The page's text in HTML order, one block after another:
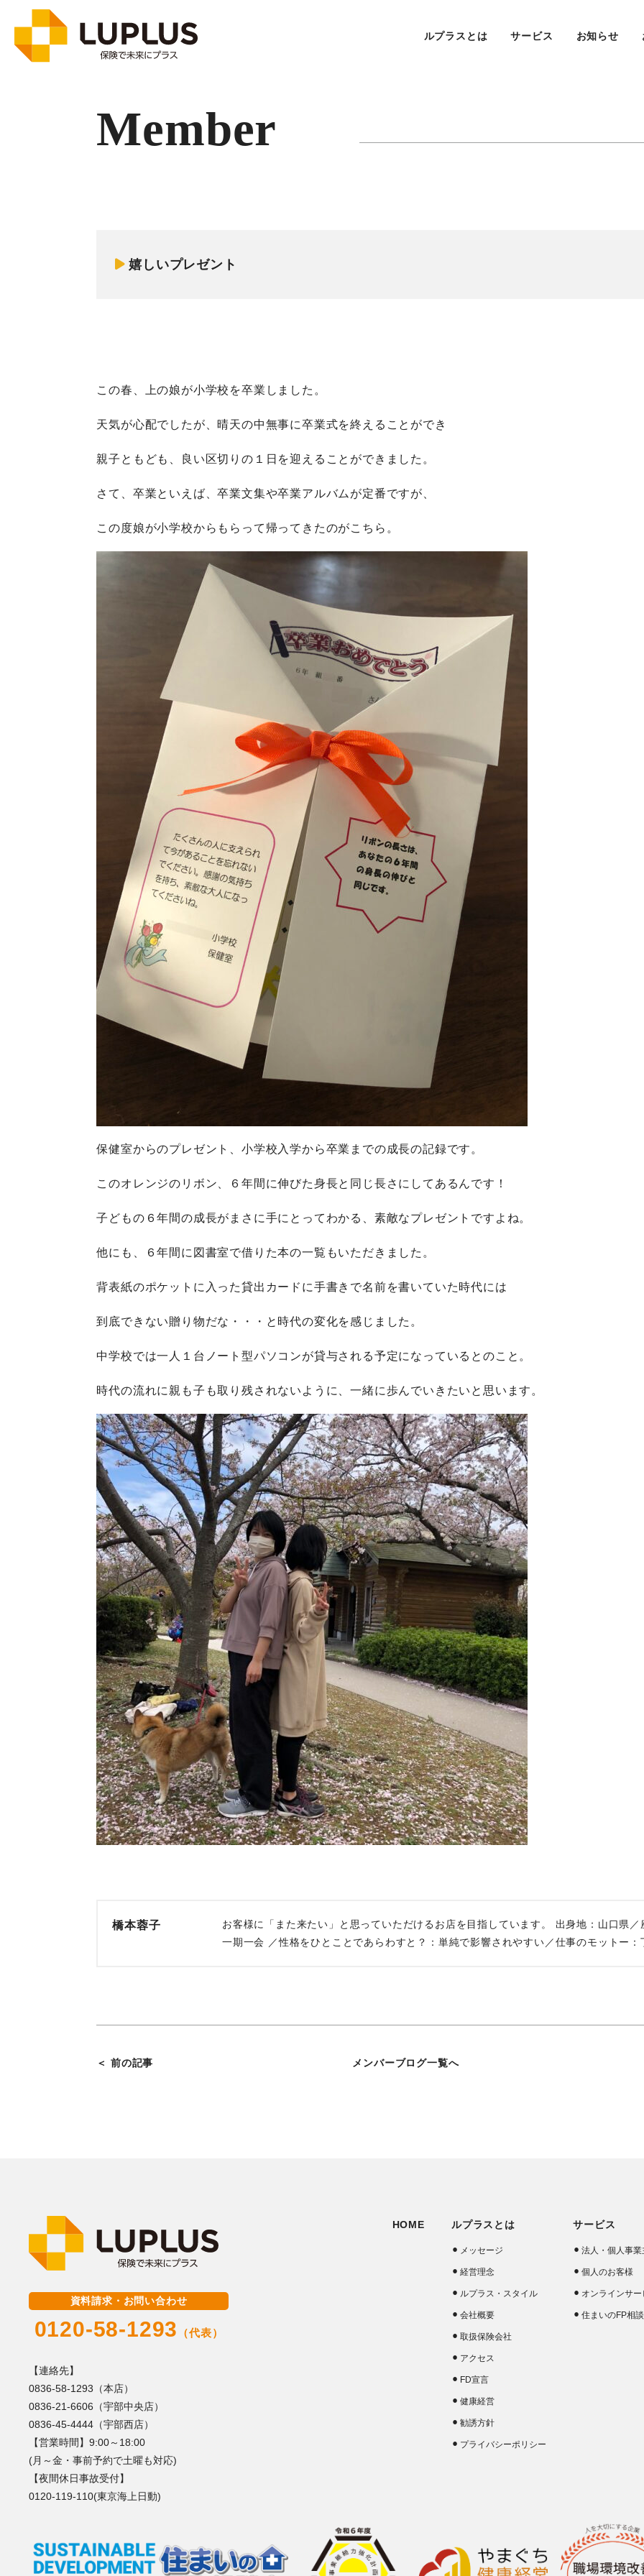
ルプラスとは サービス お知らせ
Member
嬉しいプレゼント
この春、上の娘が小学校を卒業しました。
天気が心配でしたが、晴天の中無事に卒業式を終えることができ
親子ともども、良い区切りの１日を迎えることができました。
さて、卒業といえば、卒業文集や卒業アルバムが定番ですが、
この度娘が小学校からもらって帰ってきたのがこちら。
保健室からのプレゼント、小学校入学から卒業までの成長の記録です。
このオレンジのリボン、６年間に伸びた身長と同じ長さにしてあるんです！
子どもの６年間の成長がまさに手にとってわかる、素敵なプレゼントですよね。
他にも、６年間に図書室で借りた本の一覧もいただきました。
背表紙のポケットに入った貸出カードに手書きで名前を書いていた時代には
到底できない贈り物だな・・・と時代の変化を感じました。
中学校では一人１台ノート型パソコンが貸与される予定になっているとのこと。
時代の流れに親も子も取り残されないように、一緒に歩んでいきたいと思います。
橋本蓉子
お客様に「また来たい」と思っていただけるお店を目指しています。 出身地：山口県／
一期一会 ／性格をひとことであらわすと？：単純で影響されやすい／仕事のモットー：
＜ 前の記事 メンバーブログ一覧へ
資料請求・お問い合わせ
0120-58-1293 （代表）
【連絡先】
0836-58-1293（本店）
0836-21-6606（宇部中央店）
0836-45-4444（宇部西店）
【営業時間】9:00～18:00
(月～金・事前予約で土曜も対応)
【夜間休日事故受付】
0120-119-110(東京海上日動)
HOME ルプラスとは
メッセージ
経営理念
ルプラス・スタイル
会社概要
取扱保険会社
アクセス
FD宣言
健康経営
勧誘方針
プライバシーポリシー
サービス
法人・個人事業
個人のお客様
オンラインサー
住まいのFP相